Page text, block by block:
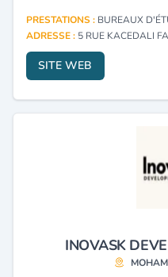
PRESTATIONS : BUREAUX D'ÉTUDES
ADRESSE : 5 RUE KACEDALI
SITE WEB
INOVASK